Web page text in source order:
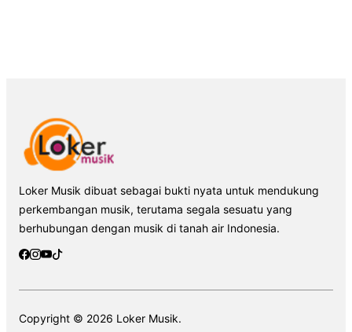
Loker Musik dibuat sebagai bukti nyata untuk mendukung
perkembangan musik, terutama segala sesuatu yang
berhubungan dengan musik di tanah air Indonesia.
Copyright © 2026 Loker Musik.